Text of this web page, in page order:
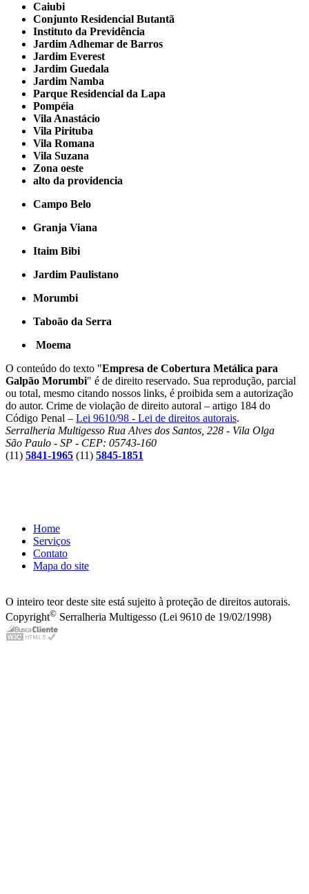
Caiubi
Conjunto Residencial Butantã
Instituto da Previdência
Jardim Adhemar de Barros
Jardim Everest
Jardim Guedala
Jardim Namba
Parque Residencial da Lapa
Pompéia
Vila Anastácio
Vila Pirituba
Vila Romana
Vila Suzana
Zona oeste
alto da providencia
Campo Belo
Granja Viana
Itaim Bibi
Jardim Paulistano
Morumbi
Taboão da Serra
Moema
O conteúdo do texto "Empresa de Cobertura Metálica para
Galpão Morumbi" é de direito reservado. Sua reprodução, parcial
ou total, mesmo citando nossos links, é proibida sem a autorização
do autor. Crime de violação de direito autoral – artigo 184 do
Código Penal – Lei 9610/98 - Lei de direitos autorais.
Serralheria Multigesso Rua Alves dos Santos, 228 - Vila Olga
São Paulo - SP - CEP: 05743-160
(11) 5841-1965 (11) 5845-1851
Home
Serviços
Contato
Mapa do site
O inteiro teor deste site está sujeito à proteção de direitos autorais.
Copyright© Serralheria Multigesso (Lei 9610 de 19/02/1998)